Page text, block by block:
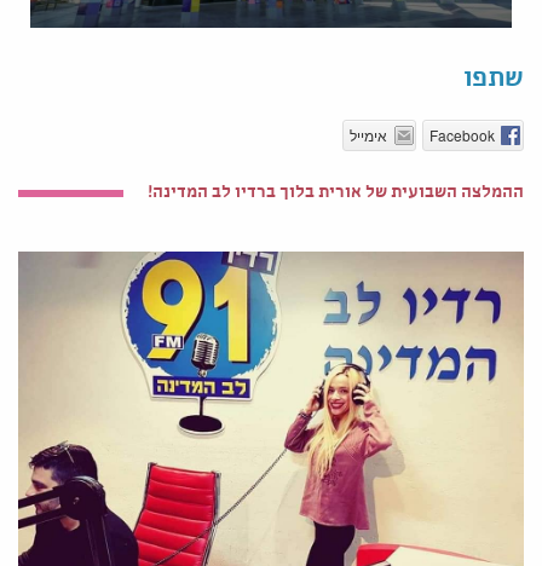
שתפו
Facebook אימייל
ההמלצה השבועית של אורית בלוך ברדיו לב המדינה!